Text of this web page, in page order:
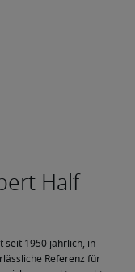
seit 1950 jährlich, in
Referenz für